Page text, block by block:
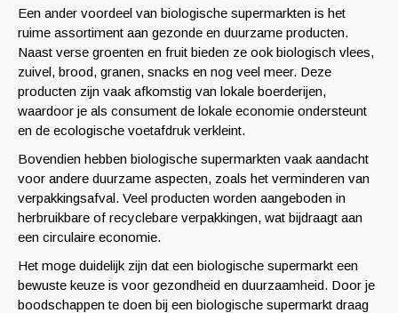
Een ander voordeel van biologische supermarkten is het
ruime assortiment aan gezonde en duurzame producten.
Naast verse groenten en fruit bieden ze ook biologisch vlees,
zuivel, brood, granen, snacks en nog veel meer. Deze
producten zijn vaak afkomstig van lokale boerderijen,
waardoor je als consument de lokale economie ondersteunt
en de ecologische voetafdruk verkleint.
Bovendien hebben biologische supermarkten vaak aandacht
voor andere duurzame aspecten, zoals het verminderen van
verpakkingsafval. Veel producten worden aangeboden in
herbruikbare of recyclebare verpakkingen, wat bijdraagt ​​aan
een circulaire economie.
Het moge duidelijk zijn dat een biologische supermarkt een
bewuste keuze is voor gezondheid en duurzaamheid. Door je
boodschappen te doen bij een biologische supermarkt draag